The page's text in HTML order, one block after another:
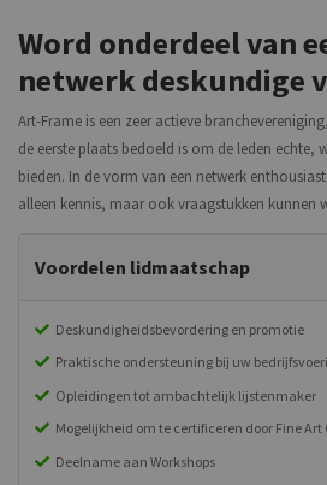
Voordelen lidmaatschap
Deskundigheidsbevordering en promotie
Praktische ondersteuning bij uw
Opleidingen tot ambachtelijk lijstenmaker
Mogelijkheid om te certificeren door Fine Art
Deelname aan Workshops
Word onderdeel van
netwerk deskundige
Art-Frame is een zeer actieve
de eerste plaats bedoeld is om de leden echte,
bieden. In de vorm van een netwerk
alleen kennis, maar ook vraagstukken kunnen